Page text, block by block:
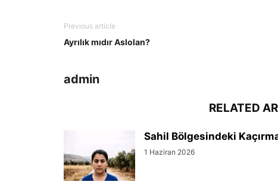
Previous article
Ayrılık mıdır Aslolan?
admin
RELATED
Sahil Bölgesindeki
1 Haziran 2026